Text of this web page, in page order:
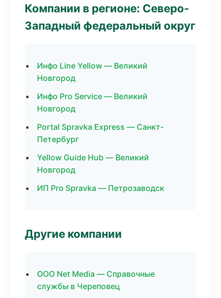
Компании в регионе: Северо-
Западный федеральный округ
Инфо Line Yellow — Великий
Новгород
Инфо Pro Service — Великий
Новгород
Portal Spravka Express — Санкт-
Петербург
Yellow Guide Hub — Великий
Новгород
ИП Pro Spravka — Петрозаводск
Другие компании
ООО Net Media — Справочные
службы в Череповец